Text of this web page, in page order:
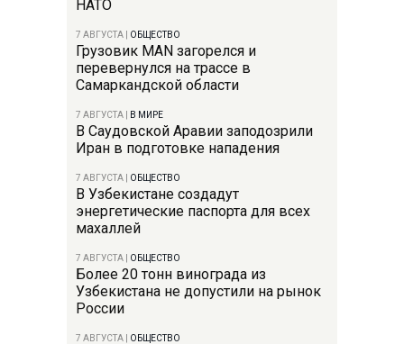
НАТО
7 АВГУСТА ОБЩЕСТВО
Грузовик MAN загорелся и
перевернулся на трассе в
Самаркандской области
7 АВГУСТА В МИРЕ
В Саудовской Аравии заподозрили
Иран в подготовке нападения
7 АВГУСТА ОБЩЕСТВО
В Узбекистане создадут
энергетические паспорта для всех
махаллей
7 АВГУСТА ОБЩЕСТВО
Более 20 тонн винограда из
Узбекистана не допустили на рынок
России
7 АВГУСТА ОБЩЕСТВО